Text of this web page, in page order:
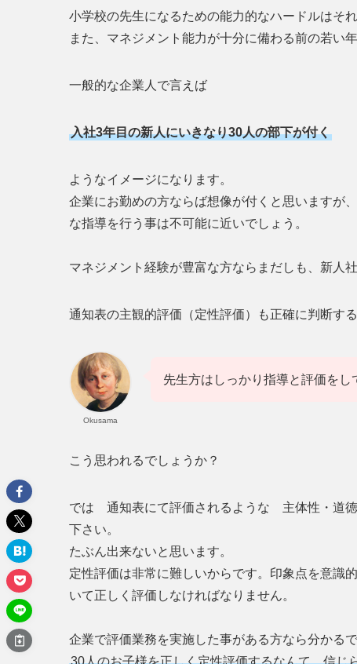
小学校の先生になるための能力的なハードルはそ
また、マネジメント能力が十分に備わる前の若い
一般的な企業人で言えば
入社3年目の新人にいきなり30人の部下が付く
ようなイメージになります。
企業にお勤めの方ならば想像が付くと思いますが
な指導を行う事は不可能に近いでしょう。
マネジメント経験が豊富な方ならまだしも、新人
通知表の主観的評価（定性評価）も正確に判断す
Okusama
先生方はしっかり指導と評価をし
こう思われるでしょうか？
では 通知表にて評価されるような 主体性・道徳
下さい。
たぶん出来ないと思います。
定性評価は非常に難しいからです。印象点を意識
いて正しく評価しなければなりません。
企業で評価業務を実施した事がある方なら分かるで
30人のお子様を正しく定性評価するなんて、信じ